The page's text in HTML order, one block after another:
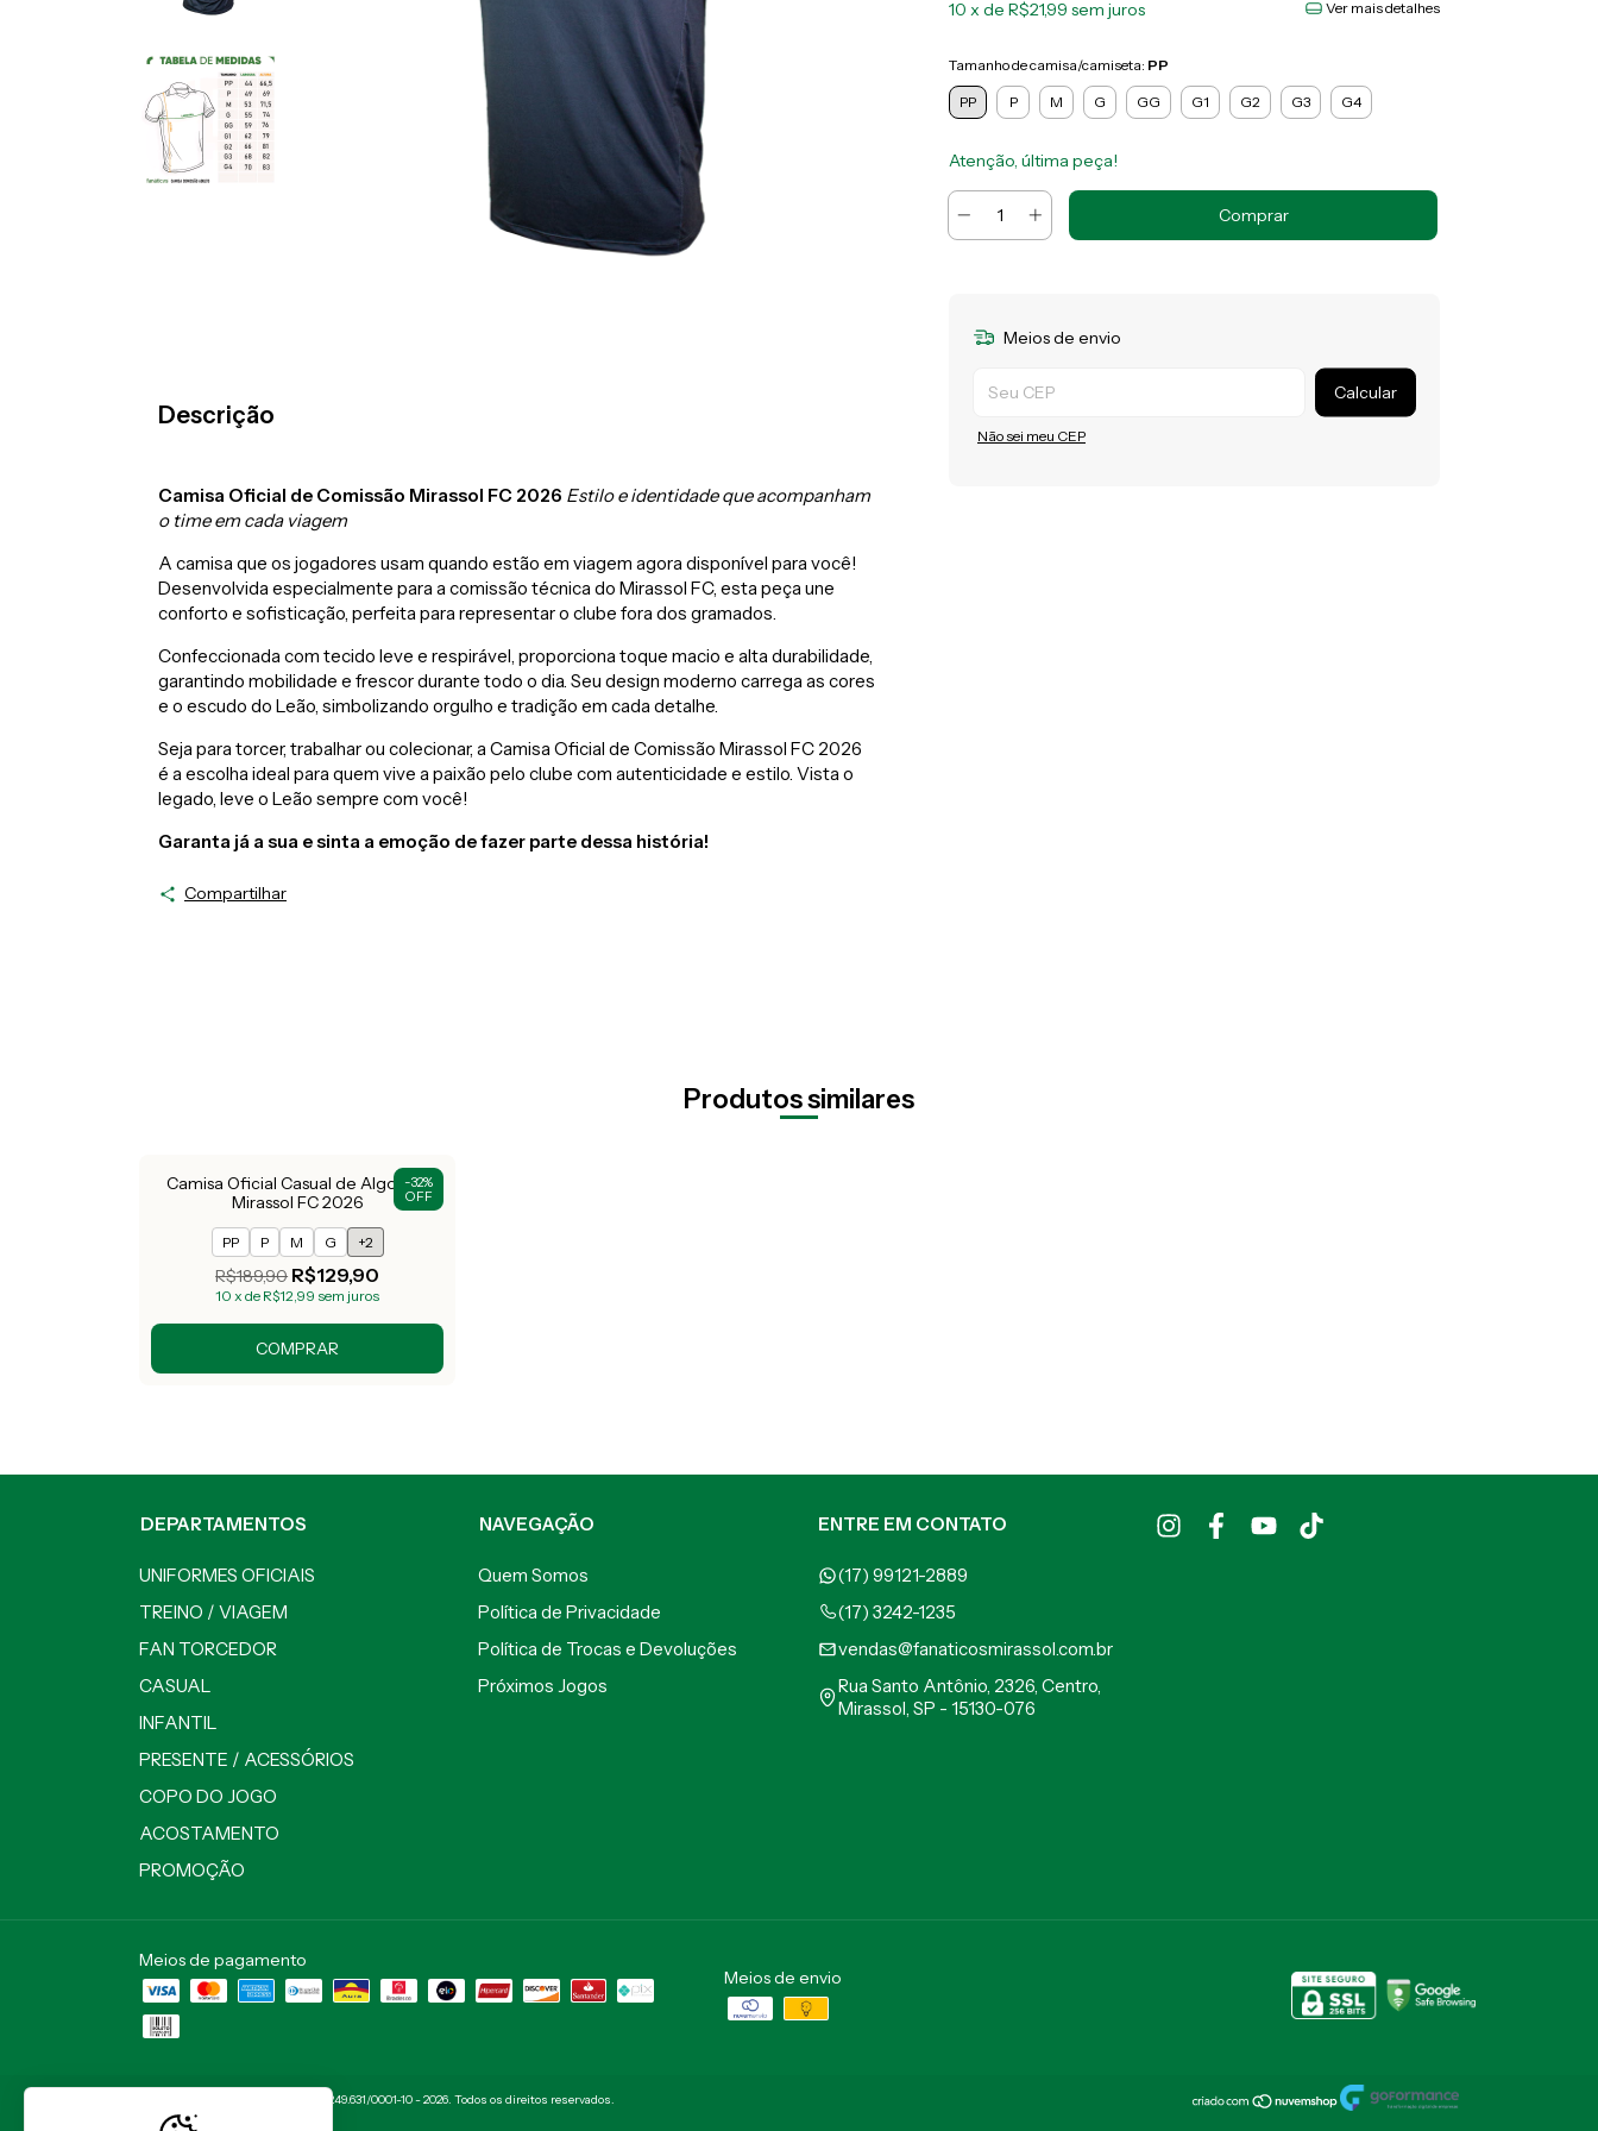
Descrição
Camisa Oficial de Comissão Mirassol FC 2026 Estilo e identidade que acompanham
o time em cada viagem
A camisa que os jogadores usam quando estão em viagem agora disponível para você!
Desenvolvida especialmente para a comissão técnica do Mirassol FC, esta peça une
conforto e sofisticação, perfeita para representar o clube fora dos gramados.
Confeccionada com tecido leve e respirável, proporciona toque macio e alta durabilidade,
garantindo mobilidade e frescor durante todo o dia. Seu design moderno carrega as cores
e o escudo do Leão, simbolizando orgulho e tradição em cada detalhe.
Seja para torcer, trabalhar ou colecionar, a Camisa Oficial de Comissão Mirassol FC 2026
é a escolha ideal para quem vive a paixão pelo clube com autenticidade e estilo. Vista o
legado, leve o Leão sempre com você!
Garanta já a sua e sinta a emoção de fazer parte dessa história!
Compartilhar
10 x de R$21,99 sem juros Ver mais detalhes
Tamanho de camisa/camiseta: PP
PP P M G GG G1 G2 G3 G4
Atenção, última peça!
Meios de envio
Calcular
Não sei meu CEP
Produtos similares
Camisa Oficial Casual de Algodão
Mirassol FC 2026
PP P M G +2
R$189,90 R$129,90
-32%
OFF
10 xde R$12,99 sem juros
COMPRAR
DEPARTAMENTOS
UNIFORMES OFICIAIS
TREINO / VIAGEM
FAN TORCEDOR
CASUAL
INFANTIL
PRESENTE / ACESSÓRIOS
COPO DO JOGO
ACOSTAMENTO
PROMOÇÃO
NAVEGAÇÃO
Quem Somos
Política de Privacidade
Política de Trocas e Devoluções
Próximos Jogos
ENTRE EM CONTATO
(17) 99121-2889
(17) 3242-1235
vendas@fanaticosmirassol.com.br
Rua Santo Antônio, 2326, Centro,
Mirassol, SP - 15130-076
Meios de pagamento
Meios de envio
Copyright Fanáticos Mirassol - 67.249.631/0001-10 - 2026. Todos os direitos reservados.